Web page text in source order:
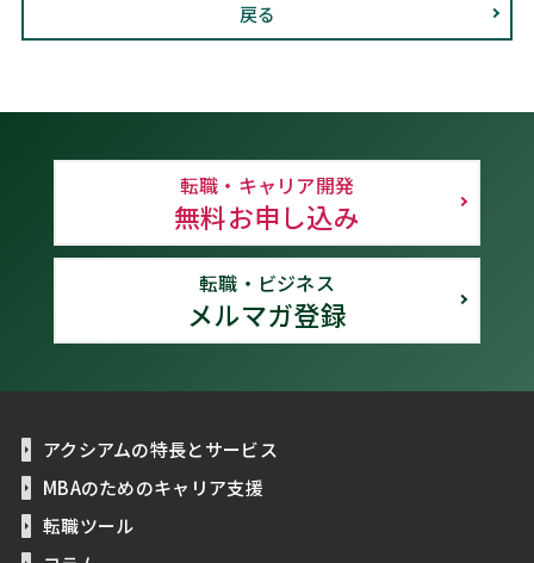
戻る
転職・キャリア開発
無料お申し込み
転職・ビジネス
メルマガ登録
アクシアムの特長とサービス
MBAのためのキャリア支援
転職ツール